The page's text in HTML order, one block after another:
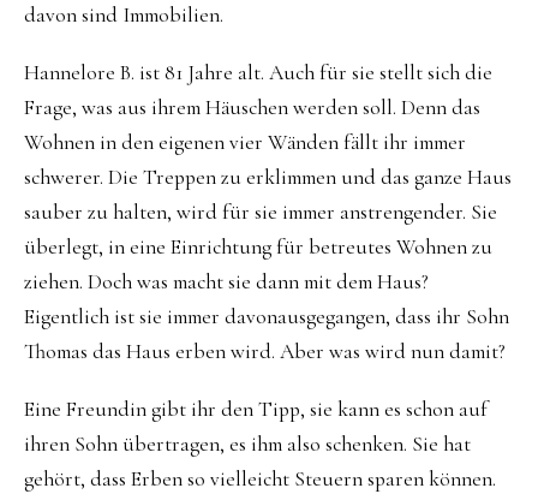
davon sind Immobilien.
Hannelore B. ist 81 Jahre alt. Auch für sie stellt sich die
Frage, was aus ihrem Häuschen werden soll. Denn das
Wohnen in den eigenen vier Wänden fällt ihr immer
schwerer. Die Treppen zu erklimmen und das ganze Haus
sauber zu halten, wird für sie immer anstrengender. Sie
überlegt, in eine Einrichtung für betreutes Wohnen zu
ziehen. Doch was macht sie dann mit dem Haus?
Eigentlich ist sie immer davonausgegangen, dass ihr Sohn
Thomas das Haus erben wird. Aber was wird nun damit?
Eine Freundin gibt ihr den Tipp, sie kann es schon auf
ihren Sohn übertragen, es ihm also schenken. Sie hat
gehört, dass Erben so vielleicht Steuern sparen können.